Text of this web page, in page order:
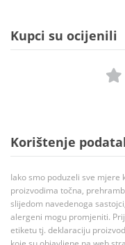
Kupci su ocijenili
Korištenje
Iako smo poduzeli sve
proizvodima točna,
slijedom navedenoga
alergeni mogu promjeniti.
etiketu tj. deklaraciju